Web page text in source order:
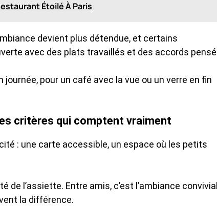
Étoilé À Paris
devient plus détendue, et certains
avec des plats travaillés et des accords
pour un café avec la vue ou un verre en fin
critères qui comptent vraiment
: une carte accessible, un espace où les petits
de l’assiette. Entre amis, c’est l’ambiance
la différence.